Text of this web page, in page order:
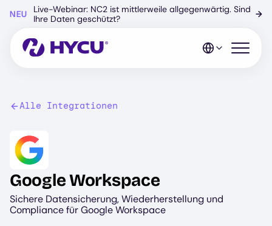
Hauptinhalt
NEU
Live-Webinar: NC2 ist mittlerweile allgegenwärtig. Sind
Ihre Daten geschützt?
→
Mobiles
Alle Integrationen
Image
Google Workspace
Sichere Datensicherung, Wiederherstellung und
Compliance für Google Workspace